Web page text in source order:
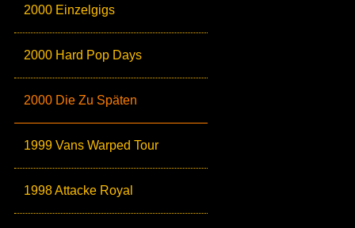
2000 Einzelgigs
2000 Hard Pop Days
2000 Die Zu Späten
1999 Vans Warped Tour
1998 Attacke Royal